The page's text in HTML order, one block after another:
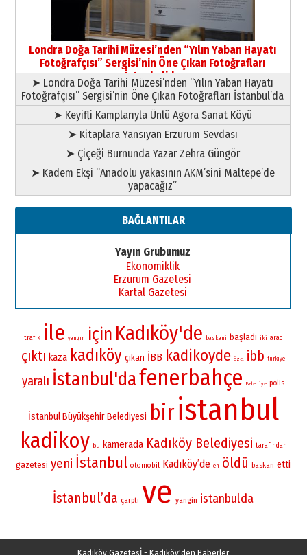
Yusuf POLAT
Şampiyonluk Sebahattin Şirin’e
yazar
11 Mayıs 2026 Pazartesi
Londra Doğa Tarihi Müzesi’nden “Yılın Yaban Hayatı
Fotoğrafçısı” Sergisi’nin Öne Çıkan Fotoğrafları
İstanbul’da
➤ Londra Doğa Tarihi Müzesi’nden “Yılın Yaban Hayatı
Fotoğrafçısı” Sergisi’nin Öne Çıkan Fotoğrafları İstanbul’da
➤ Keyifli Kamplarıyla Ünlü Agora Sanat Köyü
➤ Kitaplara Yansıyan Erzurum Sevdası
➤ Çiçeği Burnunda Yazar Zehra Güngör
➤ Kadem Ekşi “Anadolu yakasının AKM’sini Maltepe’de
yapacağız”
BAĞLANTILAR
Yayın Grubumuz
Ekonomiklik
Erzurum Gazetesi
Kartal Gazetesi
trafik ile yangın için Kadıköy'de baskani başladı iki arac
çıktı kaza kadıköy çıkan İBB kadikoyde özel ibb turkiye
yaralı İstanbul'dafenerbahçe Belediye polis
İstanbul Büyükşehir Belediyesi biristanbul
kadikoy bu kamerada Kadıköy Belediyesi tarafından
gazetesi yeni İstanbul otomobil Kadıköy’de en öldü baskan etti
İstanbul’da çarptı ve yangin istanbulda
Kadıköy Gazetesİ - Kadıköy'den Haberler